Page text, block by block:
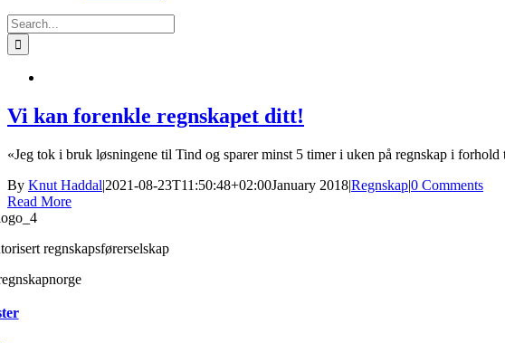
Search
for:
Vi kan forenkle regnskapet ditt!
«Jeg tok i bruk løsningene til Tind og sparer minst 5 timer i uken på regnskap i
By Knut Haddal|2021-08-23T11:50:48+02:00January 2018|Regnskap|0 Comments
Read More
regnskapsførerselskap